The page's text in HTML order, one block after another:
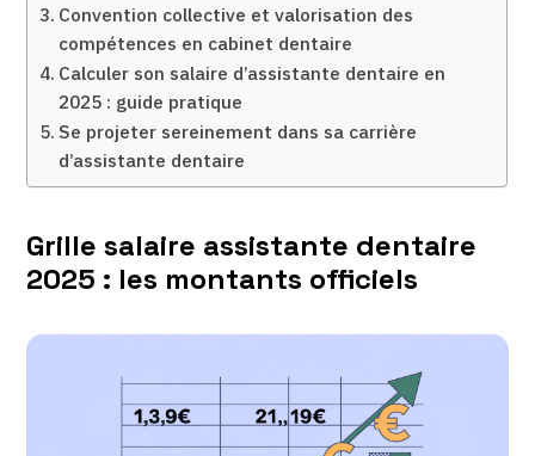
Convention collective et valorisation des
compétences en cabinet dentaire
Calculer son salaire d’assistante dentaire en
2025 : guide pratique
Se projeter sereinement dans sa carrière
d’assistante dentaire
Grille salaire assistante dentaire
2025 : les montants officiels